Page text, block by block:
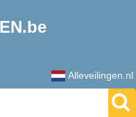
Alleveilingen.nl